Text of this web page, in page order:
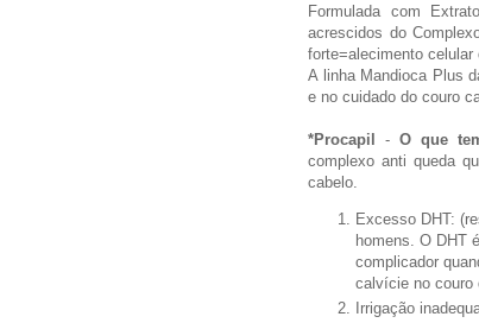
Formulada com
acrescidos do
forte=alecimento celular
A linha Mandioca Plus
e no cuidado do couro
*Procapil-O que
complexo anti queda
cabelo.
Excesso DHT:
homens. O DHT
complicador
calvície no couro
Irrigação